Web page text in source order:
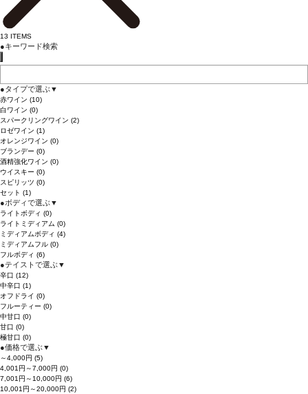
13 ITEMS
●キーワード検索
●タイプで選ぶ▼
赤ワイン (10)
白ワイン (0)
スパークリングワイン (2)
ロゼワイン (1)
オレンジワイン (0)
ブランデー (0)
酒精強化ワイン (0)
ウイスキー (0)
スピリッツ (0)
セット (1)
●ボディで選ぶ▼
ライトボディ (0)
ライトミディアム (0)
ミディアムボディ (4)
ミディアムフル (0)
フルボディ (6)
●テイストで選ぶ▼
辛口 (12)
中辛口 (1)
オフドライ (0)
フルーティー (0)
中甘口 (0)
甘口 (0)
極甘口 (0)
●価格で選ぶ▼
～4,000円 (5)
4,001円～7,000円 (0)
7,001円～10,000円 (6)
10,001円～20,000円 (2)